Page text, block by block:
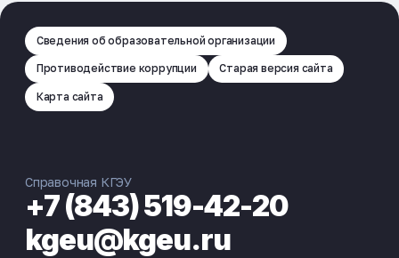
Сведения об образовательной организации
Противодействие коррупции Старая версия сайта
Карта сайта
Справочная КГЭУ
+7 (843) 519-42-20
kgeu@kgeu.ru